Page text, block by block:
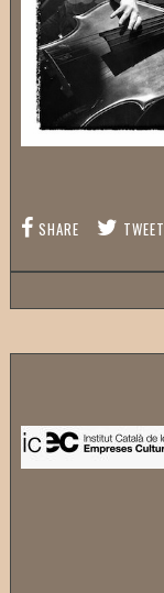
SHARE TWEET